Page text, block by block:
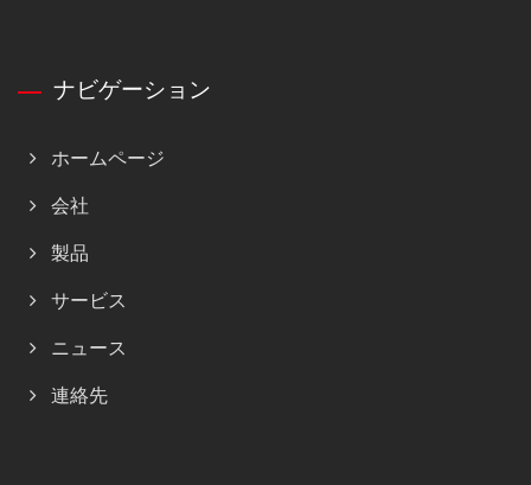
ナビゲーション
ホームページ
会社
製品
サービス
ニュース
連絡先